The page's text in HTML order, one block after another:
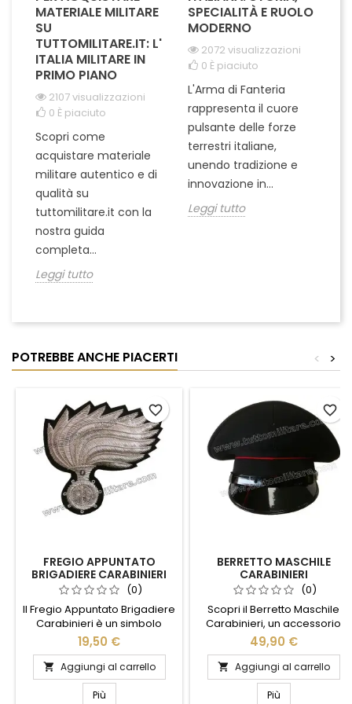
MATERIALE MILITARE
SU
TUTTOMILITARE.IT: L'
ITALIA MILITARE IN
PRIMO PIANO
2107 visualizzazioni
0 È piaciuto
Scopri come
acquistare materiale
militare autentico e di
qualità su
tuttomilitare.it con la
nostra guida
completa...
Leggi tutto
SPECIALITÀ E RUOLO
MODERNO
2072 visualizzazioni
0 È piaciuto
L'Arma di Fanteria
rappresenta il cuore
pulsante delle forze
terrestri italiane,
unendo tradizione e
innovazione in...
Leggi tutto
POTREBBE ANCHE PIACERTI >
<
FREGIO APPUNTATO
BRIGADIERE CARABINIERI
(0)
Il Fregio Appuntato Brigadiere
Carabinieri è un simbolo
distintivo di onore e
dedizione. Realizzato con
materiali di alta qualità,
questo fregio rappresenta
l'impegno e la professionalità
19,50 €
 Aggiungi al carrello
Più
favorite_border
BERRETTO MASCHILE
CARABINIERI
(0)
Scopri il Berretto Maschile
Carabinieri, un accessorio
che unisce tradizione e stile.
Realizzato con materiali di
alta qualità, questo berretto
offre comfort e resistenza,
perfetto per l'uso quotidiano
49,90 €
 Aggiungi al carrello
Più
favorite_border